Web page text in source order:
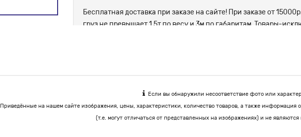
Бесплатная доставка при заказе на сайте! При заказе от
груз не превышает 1.5т по весу и 3м по габаритам. Товары-
Если вы обнаружили несоответствие фото или
Приведённые на нашем сайте изображения, цены, характеристики, количество товаров, а также информация
(т.е. могут отличаться от представленных на изображениях) и не